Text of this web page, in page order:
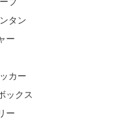
タン
ー
カー
ックス
ー